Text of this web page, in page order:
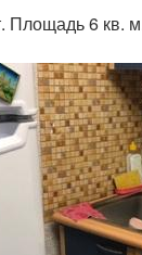
Площадь 6 кв.